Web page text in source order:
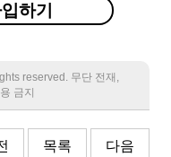
하기
reserved. 무단 전재,
금지
목록 다음